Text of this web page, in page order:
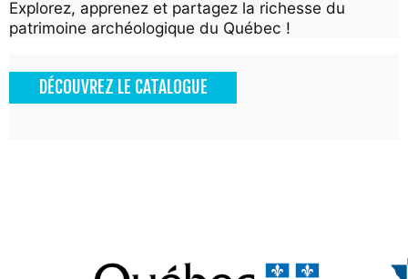
e
c
Explorez, apprenez et partagez la richesse du
patrimoine archéologique du Québec !
DÉCOUVREZ LE CATALOGUE